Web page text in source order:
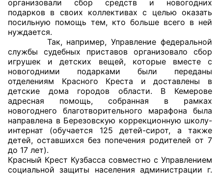
Общественные советы
Общественные советы при территориальных
органах федеральных органов
исполнительной власти
Общественные советы по проведению
независимой оценки качества условий
оказания услуг
О Палате
Структура Палаты
организовали сбор средств и новогодних
подарков в своих коллективах с целью оказать
посильную помощь тем, кто больше всего в ней
нуждается.
Так, например, Управление федеральной
службы судебных приставов организовало сбор
игрушек и детских вещей, которые вместе с
новогодними подарками были переданы
отделениям Красного Креста и доставлены в
детские дома городов области. В Кемерове
адресная помощь, собранная в рамках
новогоднего благотворительного марафона была
направлена в Березовскую коррекционную школу-
интернат (обучается 125 детей-сирот, а также
детей, оставшихся без попечения родителей от 7
до 17 лет).
Красный Крест Кузбасса совместно с Управлением
социальной защиты населения администрации г.